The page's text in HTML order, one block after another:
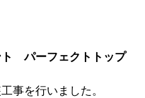
ト パーフェクトトップ
事を行いました。